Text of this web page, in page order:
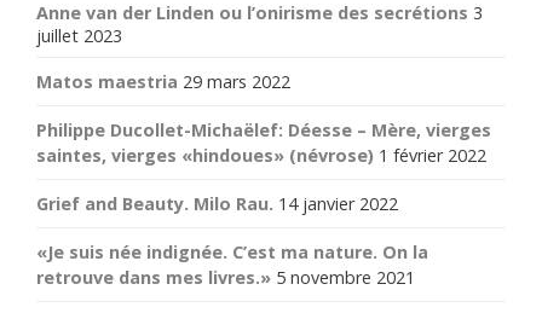
Anne van der Linden ou l’onirisme des secrétions 3
juillet 2023
Matos maestria 29 mars 2022
Philippe Ducollet-Michaëlef: Déesse – Mère, vierges
saintes, vierges «hindoues» (névrose) 1 février 2022
Grief and Beauty. Milo Rau. 14 janvier 2022
«Je suis née indignée. C’est ma nature. On la
retrouve dans mes livres.» 5 novembre 2021